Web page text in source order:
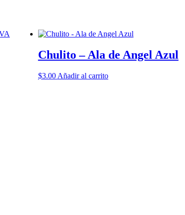
Chulito – Ala de Angel Azul
$3.00 Añadir al carrito